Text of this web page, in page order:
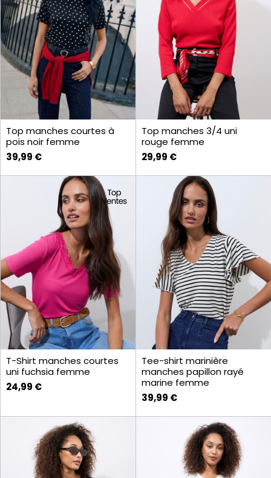
Top manches courtes à
pois noir femme
39,99 €
Top manches 3/4 uni
rouge femme
29,99 €
T-Shirt manches courtes
uni fuchsia femme
24,99 €
Tee-shirt marinière
manches papillon rayé
marine femme
39,99 €